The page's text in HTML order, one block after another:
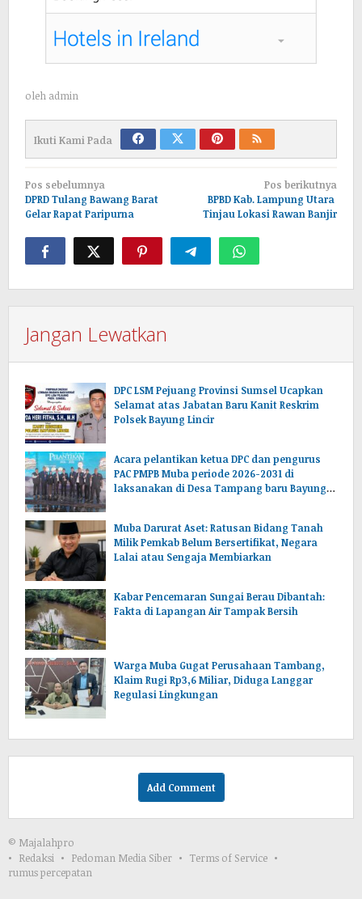
oleh admin
Ikuti Kami Pada
Navigasi
pos
Pos sebelumnya
DPRD Tulang Bawang Barat
Gelar Rapat Paripurna
Pos berikutnya
BPBD Kab. Lampung Utara
Tinjau Lokasi Rawan Banjir
Jangan Lewatkan
DPC LSM Pejuang Provinsi Sumsel Ucapkan
Selamat atas Jabatan Baru Kanit Reskrim
Polsek Bayung Lincir
Acara pelantikan ketua DPC dan pengurus
PAC PMPB Muba periode 2026-2031 di
laksanakan di Desa Tampang baru Bayung
Muba Darurat Aset: Ratusan Bidang Tanah
Milik Pemkab Belum Bersertifikat, Negara
Lalai atau Sengaja Membiarkan
Kabar Pencemaran Sungai Berau Dibantah:
Fakta di Lapangan Air Tampak Bersih
Warga Muba Gugat Perusahaan Tambang,
Klaim Rugi Rp3,6 Miliar, Diduga Langgar
Regulasi Lingkungan
Add Comment
© Majalahpro
Redaksi
Pedoman Media Siber
Terms of Service
rumus percepatan